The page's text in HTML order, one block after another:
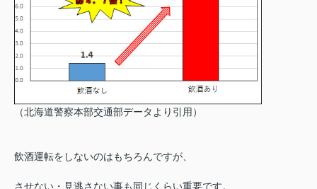
（北海道警察本部交通部データより引用）
飲酒運転をしないのはもちろんですが、
させない・見逃さない事も同じくらい重要です。